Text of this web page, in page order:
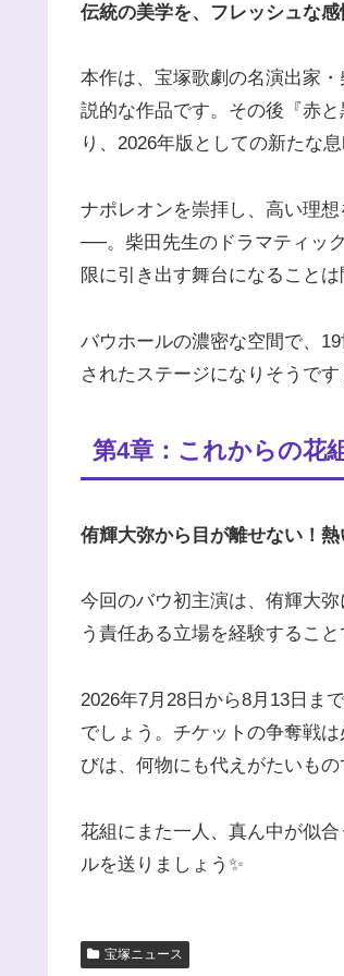
伝統の美学を、フレッシュな
本作は、宝塚歌劇の名演出家
説的な作品です。その後『赤
り、2026年版としての新たな
ナポレオンを崇拝し、高い理
──。柴田先生のドラマティッ
限に引き出す舞台になることは
バウホールの濃密な空間で、
されたステージになりそうで
第4章：これからの花
侑輝大弥から目が離せない！
今回のバウ初主演は、侑輝大
う責任ある立場を経験するこ
2026年7月28日から8月13日ま
でしょう。チケットの争奪戦
びは、何物にも代えがたいもの
花組にまた一人、真ん中が似
ルを送りましょう✨
宝塚ニュース